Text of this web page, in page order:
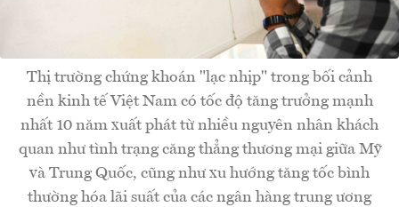
Thị trường chứng khoán "lạc nhịp" trong bối cảnh
nền kinh tế Việt Nam có tốc độ tăng trưởng mạnh
nhất 10 năm xuất phát từ nhiều nguyên nhân khách
quan như tình trạng căng thẳng thương mại giữa Mỹ
và Trung Quốc, cũng như xu hướng tăng tốc bình
thường hóa lãi suất của các ngân hàng trung ương